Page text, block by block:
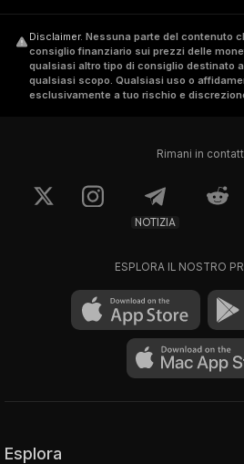
Disclaimer. Nessuna parte del contenuto
consiglio finanziario sui prezzi delle
qualsiasi altro tipo di consiglio destinato
qualsiasi scopo. Qualsiasi uso o
esclusivamente a tuo rischio e
Rimani in
NOTIZIA
ESPLORA IL NOSTRO
Esplora